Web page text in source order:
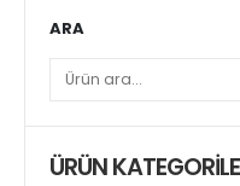
ARA
ÜRÜN